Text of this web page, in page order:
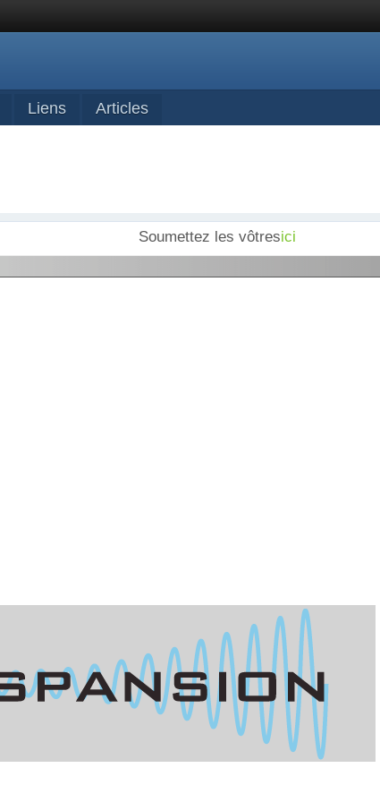
Liens Articles
Soumettez les vôtresici